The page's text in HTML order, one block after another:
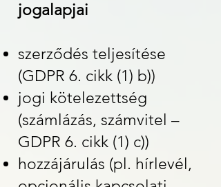
jogalapjai
szerződés teljesítése
(GDPR 6. cikk (1) b))
jogi kötelezettség
(számlázás, számvitel –
GDPR 6. cikk (1) c))
hozzájárulás (pl. hírlevél,